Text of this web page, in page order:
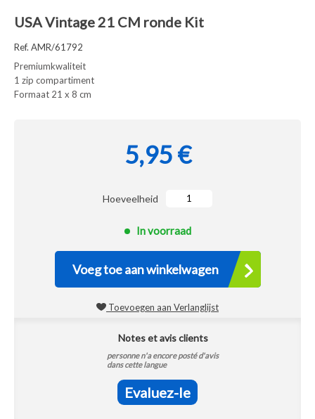
USA Vintage 21 CM ronde Kit
Ref. AMR/61792
Premiumkwaliteit
1 zip compartiment
Formaat 21 x 8 cm
5,95 €
Hoeveelheid
In voorraad
Voeg toe aan winkelwagen
Toevoegen aan Verlanglijst
Notes et avis clients
personne n'a encore posté d'avis
dans cette langue
Evaluez-le